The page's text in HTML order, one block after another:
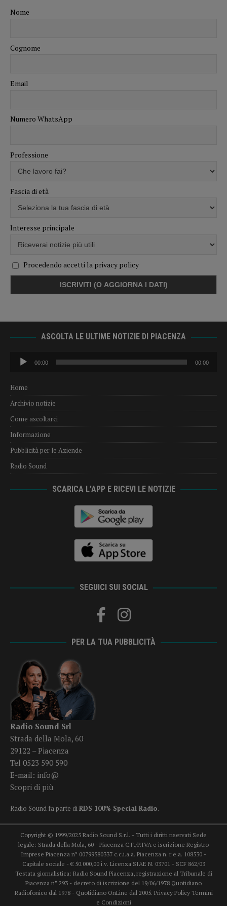
Nome
Cognome
Email
Numero WhatsApp
Professione
Fascia di età
Interesse principale
Procedendo accetti la privacy policy
ASCOLTA LE ULTIME NOTIZIE DI PIACENZA
Audio
Player
00:00 00:00
Home
Archivio notizie
Come ascoltarci
Informazione
Pubblicità per le Aziende
Radio Sound
SCARICA L’APP E RICEVI LE NOTIZIE
SEGUICI SUI SOCIAL
PER LA TUA PUBBLICITÀ
Radio Sound Srl
Strada della Mola, 60
29122 – Piacenza
Tel 0523 590 590
E-mail: info@
Scopri di più
Radio Sound fa parte diRDS 100% Special Radio.
Copyright © 1999/2025 Radio Sound S.r.l. - Tutti i diritti riservati Sede
legale: Strada della Mola, 60 - Piacenza C.F./P.IVA e iscrizione Registro
Imprese Piacenza n° 00799580337 c.c.i.a.a. Piacenza n. r.e.a. 108530 -
Capitale sociale - € 50.000,00 i.v. Licenza SIAE N. 03701 - SCF 862/03
Testata giornalistica: Radio Sound Piacenza, registrazione al Tribunale di
Piacenza n° 293 - decreto di iscrizione del 19/06/1978 Quotidiano
Radiofonico dal 1978 - Quotidiano OnLine dal 2005. Privacy Policy Termini
e Condizioni